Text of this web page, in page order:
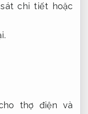
chi tiết hoặc
thợ điện và